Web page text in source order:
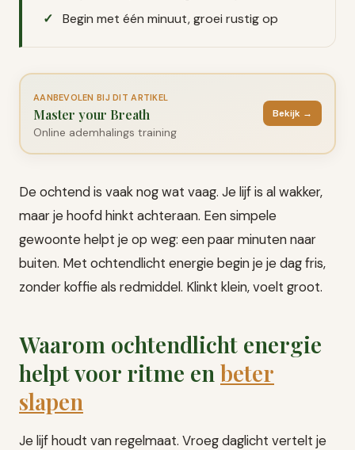
Begin met één minuut, groei rustig op
AANBEVOLEN BIJ DIT ARTIKEL
Master your Breath
Online ademhalings training
Bekijk →
De ochtend is vaak nog wat vaag. Je lijf is al wakker,
maar je hoofd hinkt achteraan. Een simpele
gewoonte helpt je op weg: een paar minuten naar
buiten. Met ochtendlicht energie begin je je dag fris,
zonder koffie als redmiddel. Klinkt klein, voelt groot.
Waarom ochtendlicht energie
helpt voor ritme en beter
slapen
Je lijf houdt van regelmaat. Vroeg daglicht vertelt je